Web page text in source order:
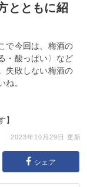
とともに紹
で今回は、梅酒の
・酸っぱい〉など
失敗しない梅酒の
ね。
】
2023年10月29日 更新
シェア